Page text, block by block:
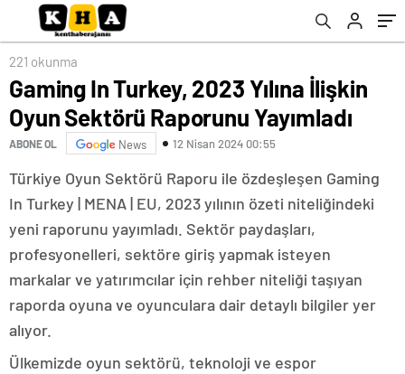
221 okunma
Gaming In Turkey, 2023 Yılına İlişkin
Oyun Sektörü Raporunu Yayımladı
ABONE OL News 12 Nisan 2024 00:55
Türkiye Oyun Sektörü Raporu ile özdeşleşen Gaming
In Turkey | MENA | EU, 2023 yılının özeti niteliğindeki
yeni raporunu yayımladı. Sektör paydaşları,
profesyonelleri, sektöre giriş yapmak isteyen
markalar ve yatırımcılar için rehber niteliği taşıyan
raporda oyuna ve oyunculara dair detaylı bilgiler yer
alıyor.
Ülkemizde oyun sektörü, teknoloji ve espor